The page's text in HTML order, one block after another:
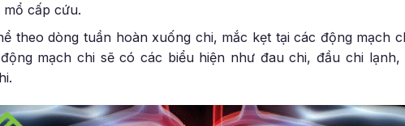
cấp cứu.
theo dòng tuần hoàn xuống chi, mắc kẹt tại các động mạch
mạch chi sẽ có các biểu hiện như đau chi, đầu chi lạnh,